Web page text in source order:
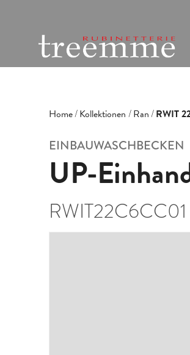
Home Kollektionen Ran RWIT
EINBAUWASCHBECKEN
UP-
RWIT22C6CC01